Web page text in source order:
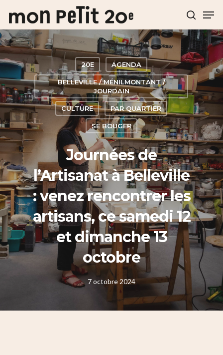
Hit enter to search or ESC to close
20E AGENDA
BELLEVILLE / MÉNILMONTANT /
JOURDAIN
CULTURE PAR QUARTIER
SE BOUGER
Journées de
l’Artisanat à Belleville
: venez rencontrer les
artisans, ce samedi 12
et dimanche 13
octobre
7 octobre 2024